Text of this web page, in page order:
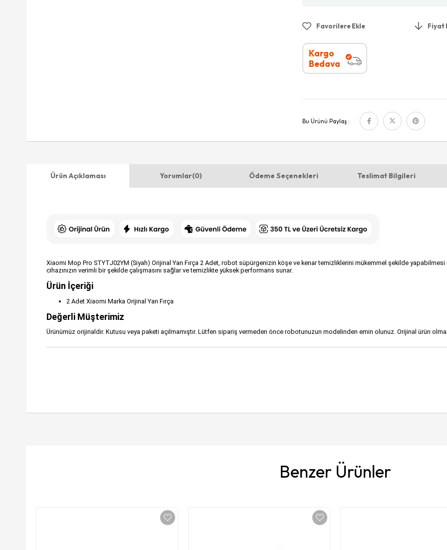
Favorilere Ekle Fiyat
Kargo
Bedava
Bu Ürünü Paylaş :
Ürün Açıklaması Yorumlar(0) Ödeme Seçenekleri Teslimat Bilgileri
Xiaomi Mop Pro STYTJ02YM (Siyah) Orijinal Yan Fırça 2 Adet, robot süpürgenizin köşe ve kenar temizliklerini mükemmel şekilde
cihazınızın verimli bir şekilde çalışmasını sağlar ve temizlikte yüksek performans sunar.
Ürün İçeriği
2 Adet Xiaomi Marka Orijinal Yan Fırça
Değerli Müşterimiz
Ürünümüz orijinaldir. Kutusu veya paketi açılmamıştır. Lütfen sipariş vermeden önce robotunuzun modelinden emin olunuz. Orijinal ürün
Benzer Ürünler